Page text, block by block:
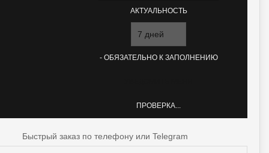
АКТУАЛЬНОСТЬ
- ОБЯЗАТЕЛЬНО К ЗАПОЛНЕНИЮ
ПРОВЕРКА...
Быстрый заказ по телефону или Telegram